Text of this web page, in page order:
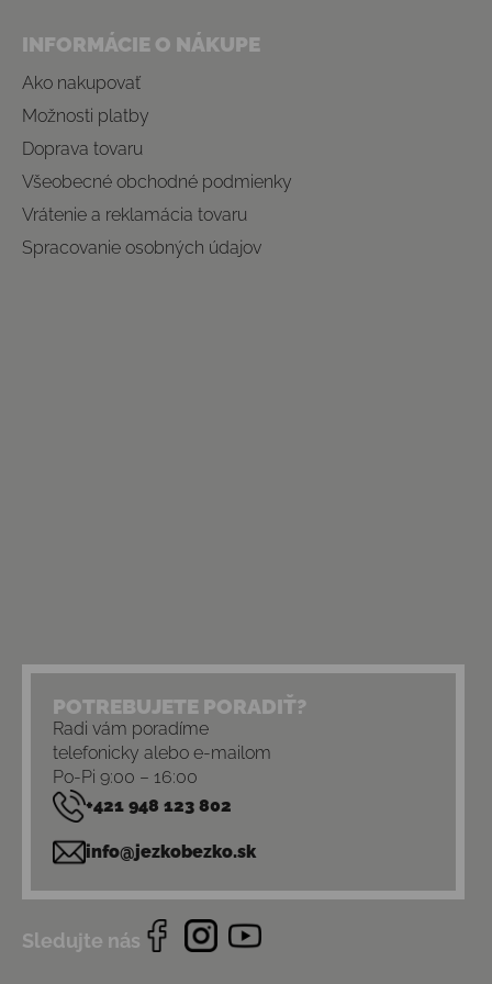
INFORMÁCIE O NÁKUPE
Ako nakupovať
Možnosti platby
Doprava tovaru
Všeobecné obchodné podmienky
Vrátenie a reklamácia tovaru
Spracovanie osobných údajov
POTREBUJETE PORADIŤ?
Radi vám poradíme
telefonicky alebo e-mailom
Po-Pi 9:00 – 16:00
+421 948 123 802
info@jezkobezko.sk
Sledujte nás